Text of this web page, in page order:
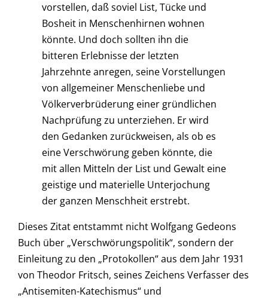
vorstellen, daß soviel List, Tücke und
Bosheit in Menschenhirnen wohnen
könnte. Und doch sollten ihn die
bitteren Erlebnisse der letzten
Jahrzehnte anregen, seine Vorstellungen
von allgemeiner Menschenliebe und
Völkerverbrüderung einer gründlichen
Nachprüfung zu unterziehen. Er wird
den Gedanken zurückweisen, als ob es
eine Verschwörung geben könnte, die
mit allen Mitteln der List und Gewalt eine
geistige und materielle Unterjochung
der ganzen Menschheit erstrebt.
Dieses Zitat entstammt nicht Wolfgang Gedeons
Buch über „Verschwörungspolitik“, sondern der
Einleitung zu den „Protokollen“ aus dem Jahr 1931
von Theodor Fritsch, seines Zeichens Verfasser des
„Antisemiten-Katechismus“ und